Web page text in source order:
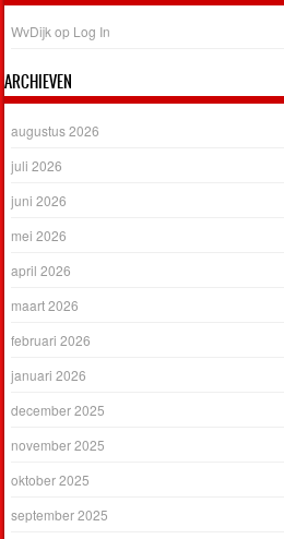
WvDijk op Log In
ARCHIEVEN
augustus 2026
juli 2026
juni 2026
mei 2026
april 2026
maart 2026
februari 2026
januari 2026
december 2025
november 2025
oktober 2025
september 2025